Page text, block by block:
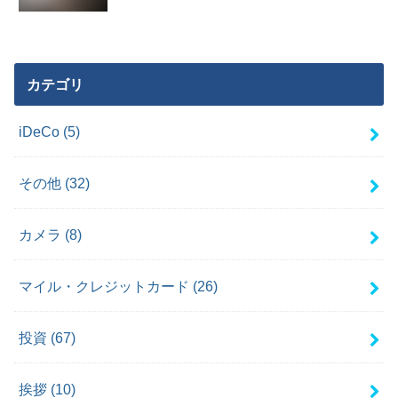
カテゴリ
iDeCo (5)
その他 (32)
カメラ (8)
マイル・クレジットカード (26)
投資 (67)
挨拶 (10)